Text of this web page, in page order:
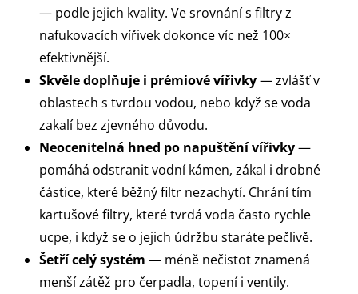
— podle jejich kvality. Ve srovnání s filtry z
nafukovacích vířivek dokonce víc než 100×
efektivnější.
Skvěle doplňuje i prémiové vířivky— zvlášť v
oblastech s tvrdou vodou, nebo když se voda
zakalí bez zjevného důvodu.
Neocenitelná hned po napuštění vířivky—
pomáhá odstranit vodní kámen, zákal i drobné
částice, které běžný filtr nezachytí. Chrání tím
kartušové filtry, které tvrdá voda často rychle
ucpe, i když se o jejich údržbu staráte pečlivě.
Šetří celý systém — méně nečistot znamená
menší zátěž pro čerpadla, topení i ventily.